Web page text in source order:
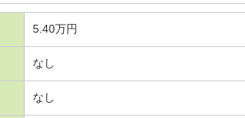
5.40万円
なし
なし